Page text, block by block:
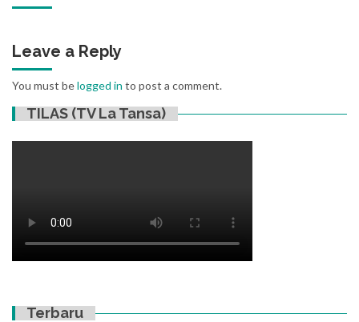
Leave a Reply
You must belogged in to post a comment.
TILAS (TV La Tansa)
Terbaru